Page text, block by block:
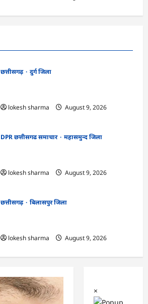
छत्तीसगढ़
दुर्ग जिला
lokesh sharma
August 9, 2026
DPR छत्तीसगढ समाचार
महासमुन्द जिला
lokesh sharma
August 9, 2026
छत्तीसगढ़
बिलासपुर जिला
lokesh sharma
August 9, 2026
×